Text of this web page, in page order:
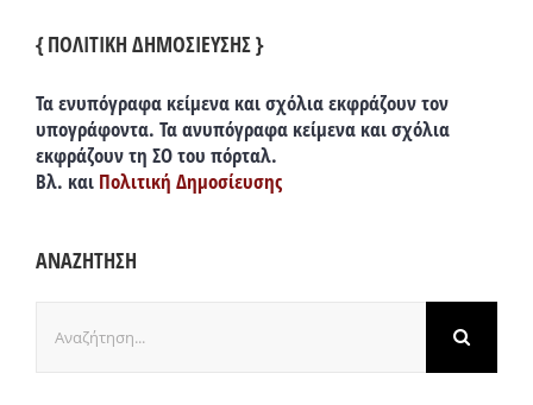
{ ΠΟΛΙΤΙΚΗ ΔΗΜΟΣΙΕΥΣΗΣ }
Τα ενυπόγραφα κείμενα και σχόλια εκφράζουν τον
υπογράφοντα. Τα ανυπόγραφα κείμενα και σχόλια
εκφράζουν τη ΣΟ του πόρταλ.
Βλ. και Πολιτική Δημοσίευσης
ΑΝΑΖΗΤΗΣΗ
για: